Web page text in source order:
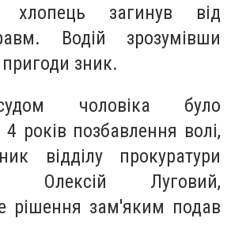
хлопець загинув від
Водій зрозумівши
зник.
чоловіка було
років позбавлення волі,
відділу прокуратури
Олексій Луговий,
рішення зам'яким подав